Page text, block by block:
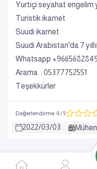
Yurtiçi seyahat engelim
Turistik ikamet
Suudi ikamet
Suudi Arabistan'da 7
Whatsapp
Arama : 05377752551
Teşekkürler
Değerlendirme: 0/ 5
2022/03/03